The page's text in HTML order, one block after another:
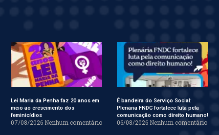
Lei Maria da Penha faz 20 anos em
meio ao crescimento dos
feminicídios
07/08/2026 Nenhum comentário
É bandeira do Serviço Social:
Plenária FNDC fortalece luta pela
comunicação como direito humano!
06/08/2026 Nenhum comentário